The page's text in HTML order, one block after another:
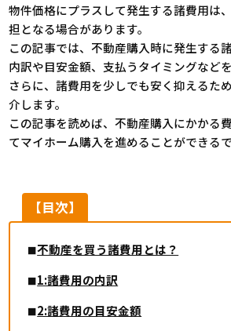
物件価格にプラスして発生する諸費用は
担となる場合があります。
この記事では、不動産購入時に発生する
内訳や目安金額、支払うタイミングなどを
さらに、諸費用を少しでも安く抑えるた
介します。
この記事を読めば、不動産購入にかかる
てマイホーム購入を進めることができるで
【目次】
不動産を買う諸費用とは？
1:諸費用の内訳
2:諸費用の目安金額